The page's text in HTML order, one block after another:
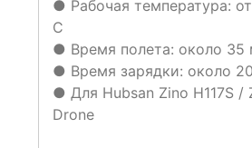
● Рабочая температура:
C
● Время полета: около 35
● Время зарядки: около
● Для Hubsan Zino H117S /
Drone